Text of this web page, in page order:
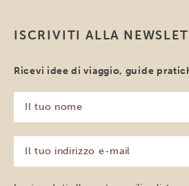
ISCRIVITI ALLA
Ricevi idee di viaggio, guide
tuo
nome
(Obbligatorio)
tuo
indirizzo
e-